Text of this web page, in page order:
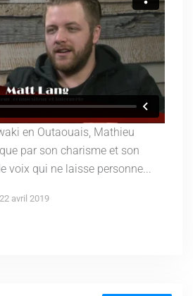
en Outaouais, Mathieu
par son charisme et son
voix qui ne laisse personne...
avril 2019